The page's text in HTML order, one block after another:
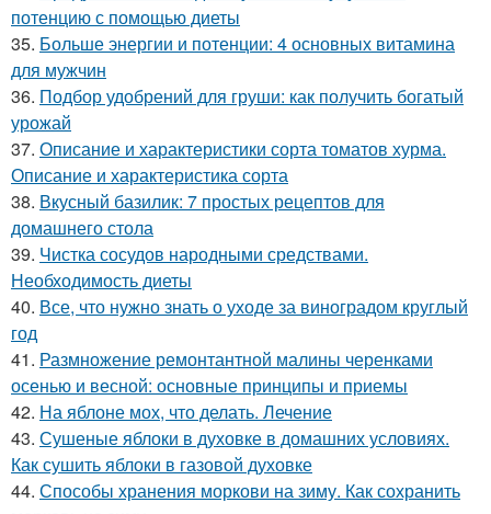
потенцию с помощью диеты
35. Больше энергии и потенции: 4 основных витамина
для мужчин
36. Подбор удобрений для груши: как получить богатый
урожай
37. Описание и характеристики сорта томатов хурма.
Описание и характеристика сорта
38. Вкусный базилик: 7 простых рецептов для
домашнего стола
39. Чистка сосудов народными средствами.
Необходимость диеты
40. Все, что нужно знать о уходе за виноградом круглый
год
41. Размножение ремонтантной малины черенками
осенью и весной: основные принципы и приемы
42. На яблоне мох, что делать. Лечение
43. Сушеные яблоки в духовке в домашних условиях.
Как сушить яблоки в газовой духовке
44. Способы хранения моркови на зиму. Как сохранить